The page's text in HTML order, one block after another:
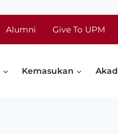
Alumni Give To UPM
Kemasukan